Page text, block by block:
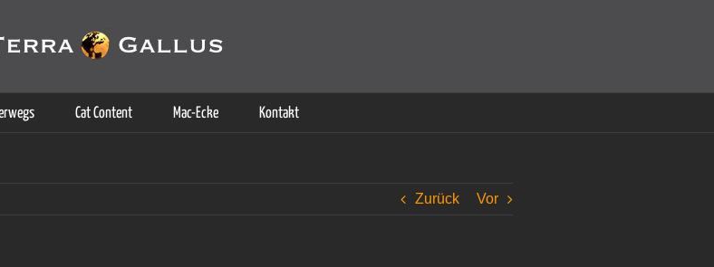
Cat Content Mac-Ecke Kontakt
Zurück Vor
Nutzung dieser Webseite erklären Sie sich damit einverstanden, dass Cookies gesetzt werden.
Weitere Informationen